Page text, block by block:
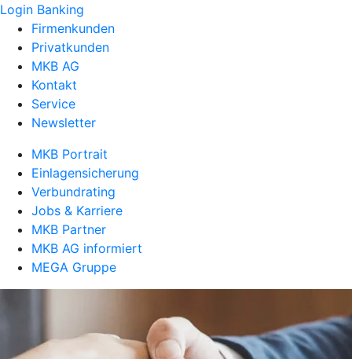
Login Banking
Firmenkunden
Privatkunden
MKB AG
Kontakt
Service
Newsletter
MKB Portrait
Einlagensicherung
Verbundrating
Jobs & Karriere
MKB Partner
MKB AG informiert
MEGA Gruppe